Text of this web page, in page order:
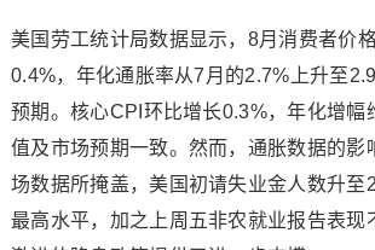
美国劳工统计局数据显示，8月消费者价
0.4%，年化通胀率从7月的2.7%上升至
预期。核心CPI环比增长0.3%，年化增幅
值及市场预期一致。然而，通胀数据的影
场数据所掩盖，美国初请失业金人数升至
最高水平，加之上周五非农就业报告表现